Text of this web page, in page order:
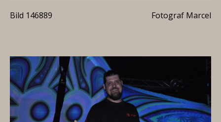
Bild 146889 Fotograf Marcel